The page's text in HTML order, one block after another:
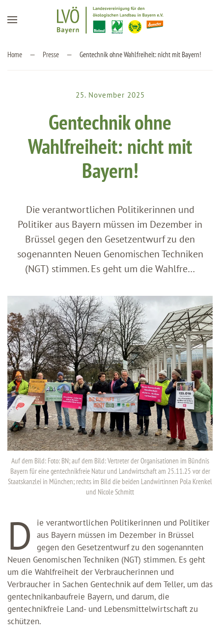
Zum Hauptinhalt springen
Home Presse Gentechnik ohne Wahlfreiheit: nicht mit Bayern!
25. November 2025
Gentechnik ohne
Wahlfreiheit: nicht mit
Bayern!
Die verantwortlichen Politikerinnen und
Politiker aus Bayern müssen im Dezember in
Brüssel gegen den Gesetzentwurf zu den
sogenannten Neuen Genomischen Techniken
(NGT) stimmen. Es geht um die Wahlfre…
Auf dem Bild: Foto: BN; auf dem Bild: Vertreter der Organisationen im Bündnis
Bayern für eine gentechnikfreie Natur und Landwirtschaft am 25.11.25 vor der
Staatskanzlei in München; rechts im Bild die beiden Landwirtinnen Pola Krenkel
und Nicole Schmitt
D
ie verantwortlichen Politikerinnen und Politiker
aus Bayern müssen im Dezember in Brüssel
gegen den Gesetzentwurf zu den sogenannten
Neuen Genomischen Techniken (NGT) stimmen. Es geht
um die Wahlfreiheit der Verbraucherinnen und
Verbraucher in Sachen Gentechnik auf dem Teller, um das
gentechnikanbaufreie Bayern, und darum, die
gentechnikfreie Land- und Lebensmittelwirtschaft zu
schützen.